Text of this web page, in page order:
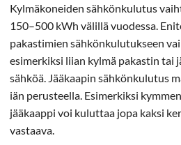
Kylmäkoneiden sähkönkulutus
150–500 kWh välillä vuodessa.
pakastimien sähkönkulutukseen
esimerkiksi liian kylmä pakastin tai
sähköä. Jääkaapin sähkönkulutus
iän perusteella. Esimerkiksi
jääkaappi voi kuluttaa jopa kaksi
vastaava.